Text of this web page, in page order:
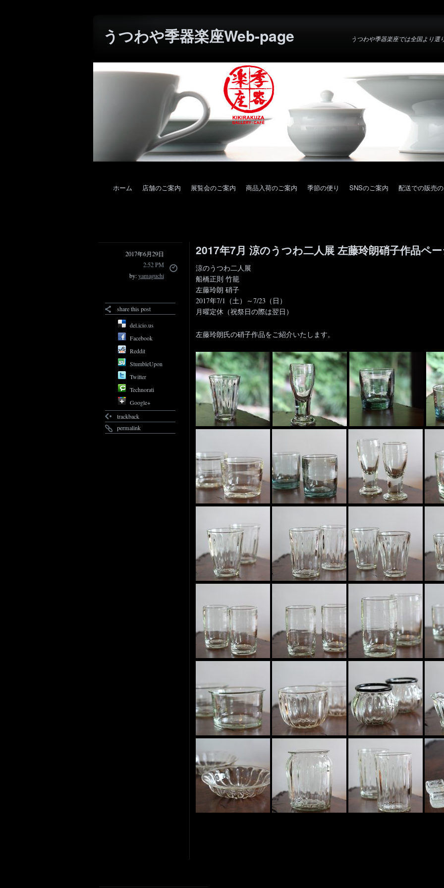
うつわや季器楽座Web-page うつわや季器楽座では全国より
ホーム 店舗のご案内 展覧会のご案内 商品入荷のご案内 季節の便り SNSのご案内 配送での販売
2017年6月29日
2:52 PM
by:yamaguchi
share this post
del.icio.us
Facebook
Reddit
StumbleUpon
Twitter
Technorati
Google+
trackback
permalink
2017年7月 涼のうつわ二人展 左藤玲朗硝子作品ペ
涼のうつわ二人展
船橋正則 竹籠
左藤玲朗 硝子
2017年7/1（土）～7/23（日）
月曜定休（祝祭日の際は翌日）
左藤玲朗氏の硝子作品をご紹介いたします。